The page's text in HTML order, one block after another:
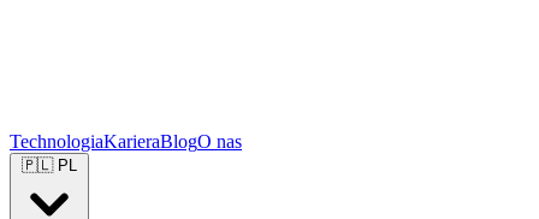
TechnologiaKarieraBlogO nas
🇵🇱